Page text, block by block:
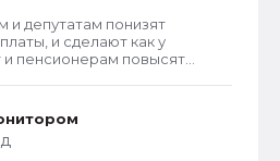
и депутатам понизят
и сделают как у
пенсионерам повысят